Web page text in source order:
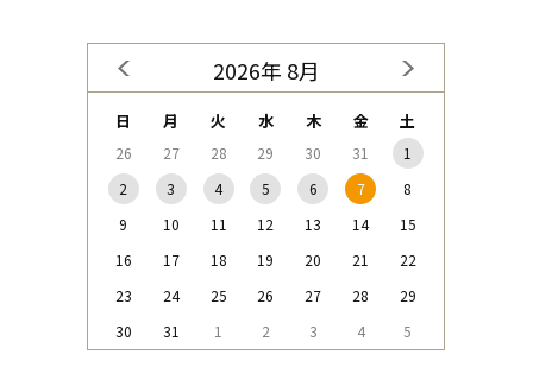
2026年 8月
日 月 火 水 木 金 土
26 27 28 29 30 31
1
2
3 4 5 6 7
8
9
10 11 12 13 14
15
16
17 18 19 20 21
22
23
24 25 26 27 28
29
30
31 1 2 3 4 5